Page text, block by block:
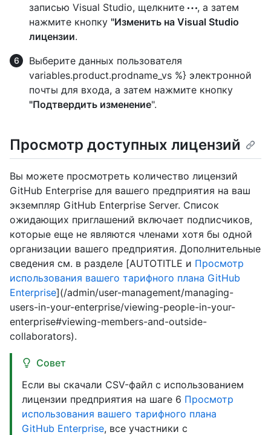
записью Visual Studio, щелкните
, а затем
нажмите кнопку "Изменить на Visual Studio
лицензии.
Выберите данных пользователя
variables.product.prodname_vs %} электронной
почты для входа, а затем нажмите кнопку
"Подтвердить изменение".
Просмотр доступных лицензий
Вы можете просмотреть количество лицензий
GitHub Enterprise для вашего предприятия на ваш
экземпляр GitHub Enterprise Server. Список
ожидающих приглашений включает подписчиков,
которые еще не являются членами хотя бы одной
организации вашего предприятия. Дополнительные
сведения см. в разделе [AUTOTITLE и Просмотр
использования вашего тарифного плана GitHub
Enterprise](/admin/user-management/managing-
users-in-your-enterprise/viewing-people-in-your-
enterprise#viewing-members-and-outside-
collaborators).
Совет
Если вы скачали CSV-файл с использованием
лицензии предприятия на шаге 6 Просмотр
использования вашего тарифного плана
GitHub Enterprise, все участники с